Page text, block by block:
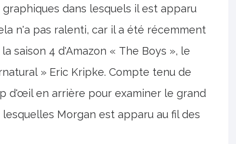
dans lesquels il est apparu
n'a pas ralenti, car il a été récemment
saison 4 d'Amazon « The Boys », le
» Eric Kripke. Compte tenu de
d'œil en arrière pour examiner le grand
Morgan est apparu au fil des